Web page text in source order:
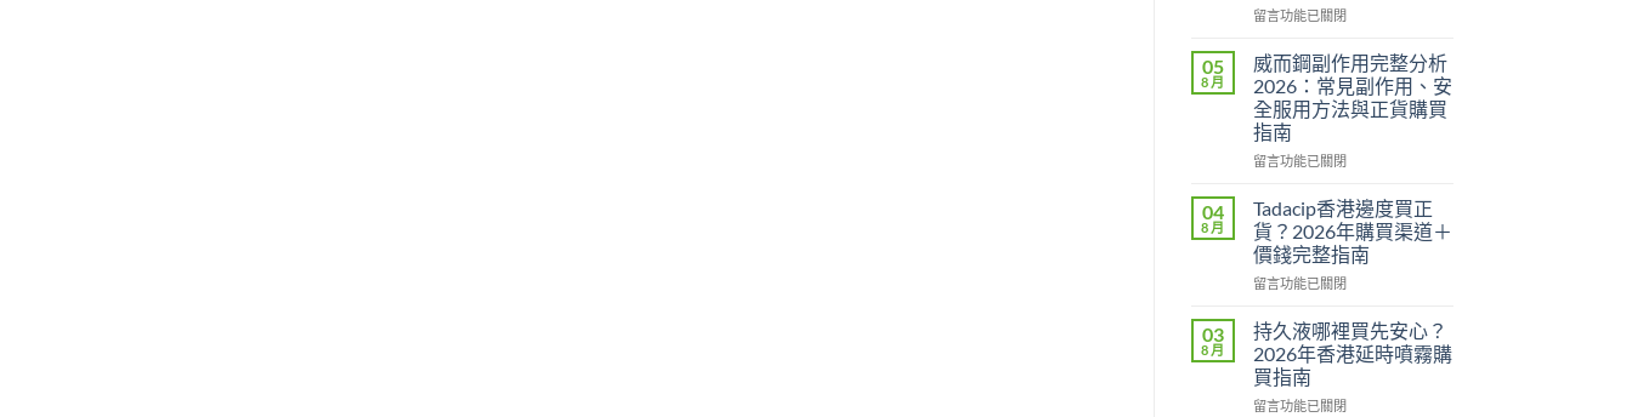
在
馬
糖
Hamer
效
果
真
有
用
還
是
心
作
用？
2026
香
港
留言功能已關閉
05
8 月
威而鋼副作用完整分析
2026：常見副作用、安
全服用方法與正貨購買
指南
在
而
鋼
副
作
用
整
分
析
2026：
常
留言功能已關閉
04
8 月
Tadacip香港邊度買正
貨？2026年購買渠道＋
價錢完整指南
在
香
港
邊
度
買
留言功能已關閉
03
8 月
持久液哪裡買先安心？
2026年香港延時噴霧購
買指南
在
留言功能已關閉